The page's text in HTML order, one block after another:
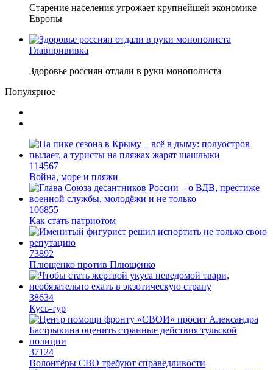
Из слов Белозёрова и приведённых фактов легко сделать
вывод о том, что ОАО «РЖД» занималось в Армении не
инвестировало, а раздавало пожертвования, не зарабатывало
само, а давало зарабатывать другим и, выходит, никак не
популярная в Армении точка зрения по поводу будущего
железных дорог рес­публики – национализировать пути
сообщения и, естественно, ничего РЖД не компенсировать.
Вот только почему для менеджмента РЖД столь же
естественным считается вкладываться в закавказскую
«железку» тогда, когда на российских железных дорогах не
тольконе решенынынешние проблемы, но и постоянно
возникаютновые? Даст ли здесь свой комментарий
Белозёров?
Гарник Туманян, политолог
– Вероятно, в случае разрыва концессии Пашинян
со своими европейскими партнёрами могут
инициировать новый проект на территории
Армении подобно трамповскому TRIPP, где будет
создана европейская концессия для управления
путями, а доходы от эксплуатации путей будут
делиться плюс-минус в таком же соотношении,
как с американцами (74% – Вашингтону, 26% –
Еревану).
Мирослава Регинская, публицист